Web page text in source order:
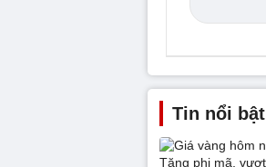
Tin nổi bật